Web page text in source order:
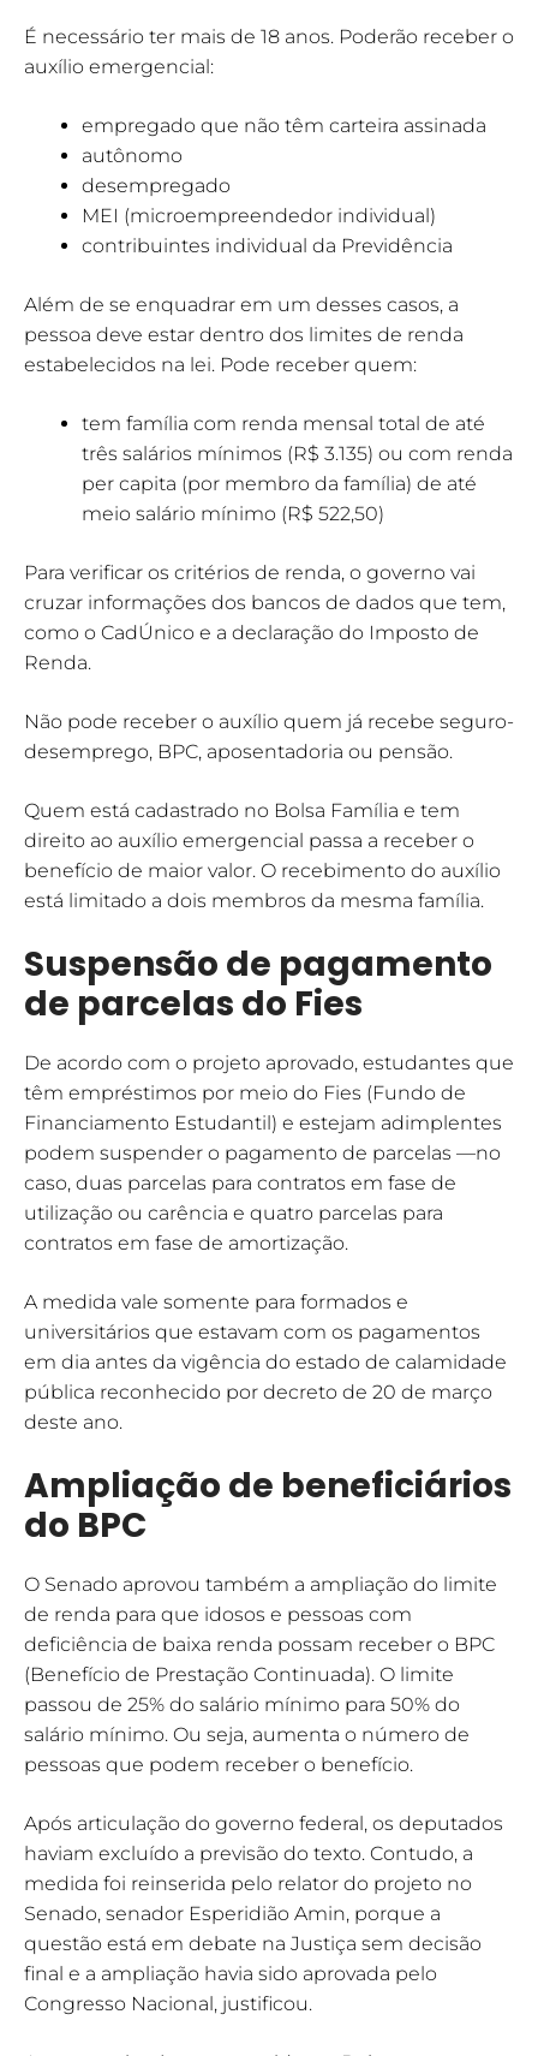
É necessário ter mais de 18 anos. Poderão receber o
auxílio emergencial:
empregado que não têm carteira assinada
autônomo
desempregado
MEI (microempreendedor individual)
contribuintes individual da Previdência
Além de se enquadrar em um desses casos, a
pessoa deve estar dentro dos limites de renda
estabelecidos na lei. Pode receber quem:
tem família com renda mensal total de até
três salários mínimos (R$ 3.135) ou com renda
per capita (por membro da família) de até
meio salário mínimo (R$ 522,50)
Para verificar os critérios de renda, o governo vai
cruzar informações dos bancos de dados que tem,
como o CadÚnico e a declaração do Imposto de
Renda.
Não pode receber o auxílio quem já recebe seguro-
desemprego, BPC, aposentadoria ou pensão.
Quem está cadastrado no Bolsa Família e tem
direito ao auxílio emergencial passa a receber o
benefício de maior valor. O recebimento do auxílio
está limitado a dois membros da mesma família.
Suspensão de pagamento
de parcelas do Fies
De acordo com o projeto aprovado, estudantes que
têm empréstimos por meio do Fies (Fundo de
Financiamento Estudantil) e estejam adimplentes
podem suspender o pagamento de parcelas —no
caso, duas parcelas para contratos em fase de
utilização ou carência e quatro parcelas para
contratos em fase de amortização.
A medida vale somente para formados e
universitários que estavam com os pagamentos
em dia antes da vigência do estado de calamidade
pública reconhecido por decreto de 20 de março
deste ano.
Ampliação de beneficiários
do BPC
O Senado aprovou também a ampliação do limite
de renda para que idosos e pessoas com
deficiência de baixa renda possam receber o BPC
(Benefício de Prestação Continuada). O limite
passou de 25% do salário mínimo para 50% do
salário mínimo. Ou seja, aumenta o número de
pessoas que podem receber o benefício.
Após articulação do governo federal, os deputados
haviam excluído a previsão do texto. Contudo, a
medida foi reinserida pelo relator do projeto no
Senado, senador Esperidião Amin, porque a
questão está em debate na Justiça sem decisão
final e a ampliação havia sido aprovada pelo
Congresso Nacional, justificou.